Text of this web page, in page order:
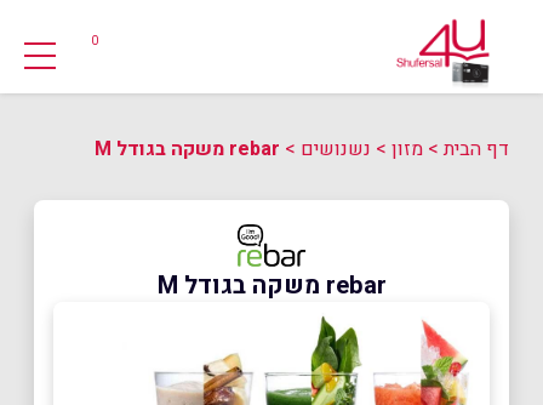
0
דף הבית> מזון > נשנושים > rebar משקה בגודל M
rebar משקה בגודל M